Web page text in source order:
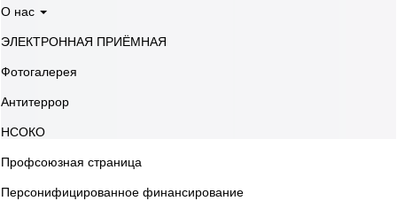
О нас
ЭЛЕКТРОННАЯ ПРИЁМНАЯ
Фотогалерея
Антитеррор
НСОКО
Профсоюзная страница
Персонифицированное финансирование